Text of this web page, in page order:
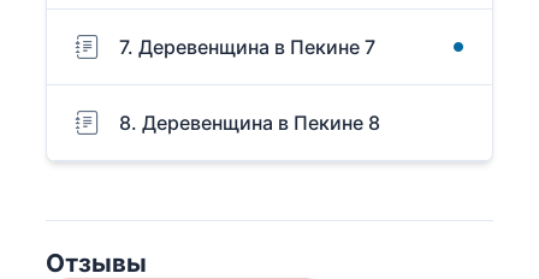
7. Деревенщина в Пекине 7
8. Деревенщина в Пекине 8
Отзывы